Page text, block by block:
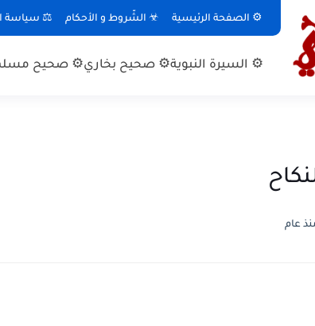
⚙ الصفحة الرئيسية ☣ الشّروط و الأحكام ⚖ سياسة
⚙ السيرة النبوية⚙ صحيح بخاري⚙ صحيح
عام